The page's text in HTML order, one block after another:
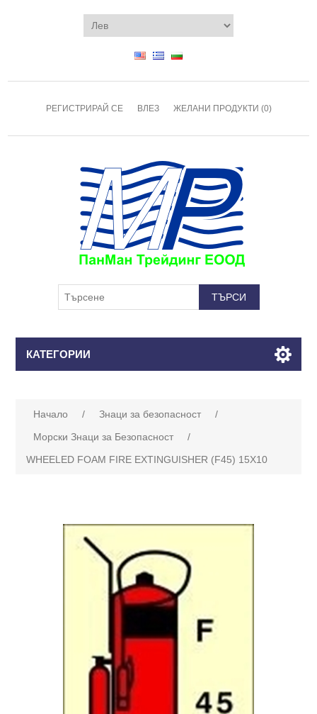
РЕГИСТРИРАЙ СЕ ВЛЕЗ ЖЕЛАНИ ПРОДУКТИ (0)
КАТЕГОРИИ
Начало / Знаци за безопасност
/
Морски Знаци за Безопасност
/
WHEELED FOAM FIRE EXTINGUISHER (F45) 15X10